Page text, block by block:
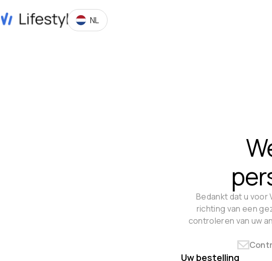
NL
Bedankt dat u voor
richting van een
controleren van uw
Uw bestelling